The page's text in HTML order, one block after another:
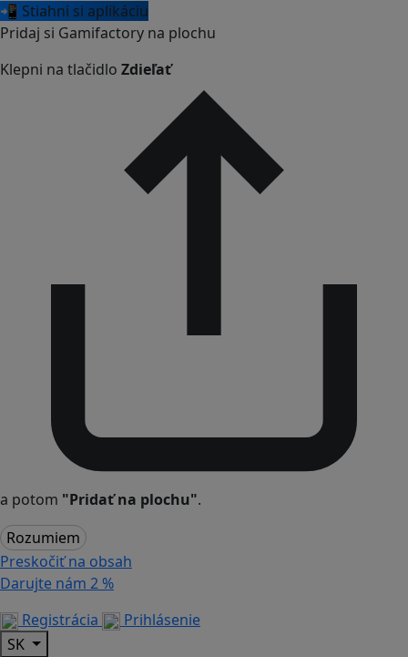
📲 Stiahni si aplikáciu
Pridaj si Gamifactory na plochu
Klepni na tlačidlo Zdieľať
a potom "Pridať na plochu".
Rozumiem
Preskočiť na obsah
Darujte nám 2 %
Registrácia
Prihlásenie
SK